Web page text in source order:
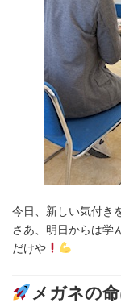
今日、新しい気付き
さあ、明日からは学
だけや
メガネの